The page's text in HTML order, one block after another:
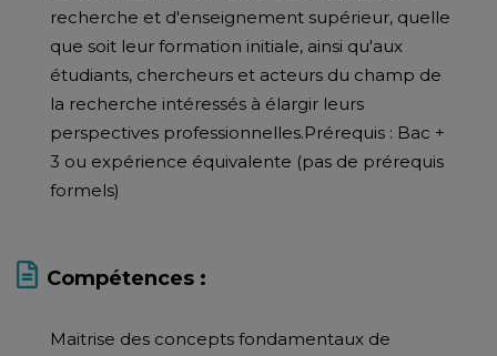
recherche et d'enseignement supérieur, quelle
que soit leur formation initiale, ainsi qu'aux
étudiants, chercheurs et acteurs du champ de
la recherche intéressés à élargir leurs
perspectives professionnelles.Prérequis : Bac +
3 ou expérience équivalente (pas de prérequis
formels)
Compétences :
Maitrise des concepts fondamentaux de